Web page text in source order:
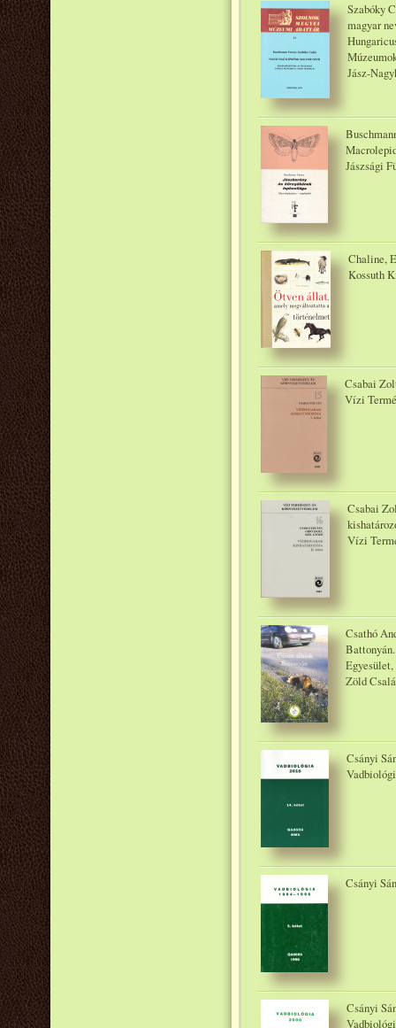
Szabóky
magyar
Jász-
Jászsági
Chaline,
Kossuth
Csabai
Vízi
Csabai
Vízi
Csathó
Egyesület,
Zöld
Csányi
Csányi
Csányi